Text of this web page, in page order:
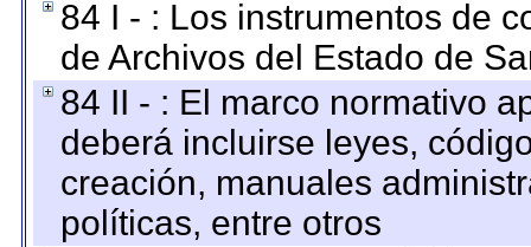
84 I - : Los instrumentos de
de Archivos del Estado de
84 II - : El marco normativo
deberá incluirse leyes,
creación, manuales
políticas, entre otros